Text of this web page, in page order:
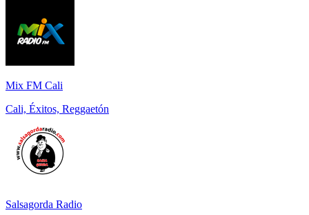
Mix FM Cali
Cali, Éxitos, Reggaetón
Salsagorda Radio